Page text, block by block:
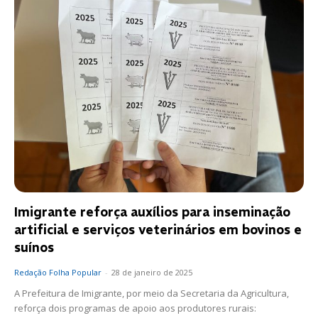
Imigrante reforça auxílios para inseminação
artificial e serviços veterinários em bovinos e
suínos
Redação Folha Popular - 28 de janeiro de 2025
A Prefeitura de Imigrante, por meio da Secretaria da Agricultura,
reforça dois programas de apoio aos produtores rurais: